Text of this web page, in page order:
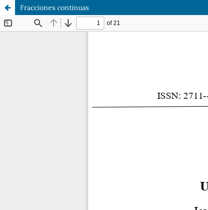
Fracciones continuas